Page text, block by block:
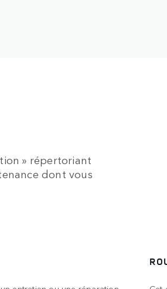
» répertoriant
dont vous